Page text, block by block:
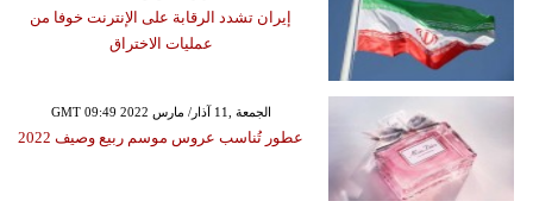
إيران تشدد الرقابة على الإنترنت خوفا من
عمليات الاختراق
GMT 09:49 2022 الجمعة ,11 آذار/ مارس
عطور تُناسب عروس موسم ربيع وصيف 2022